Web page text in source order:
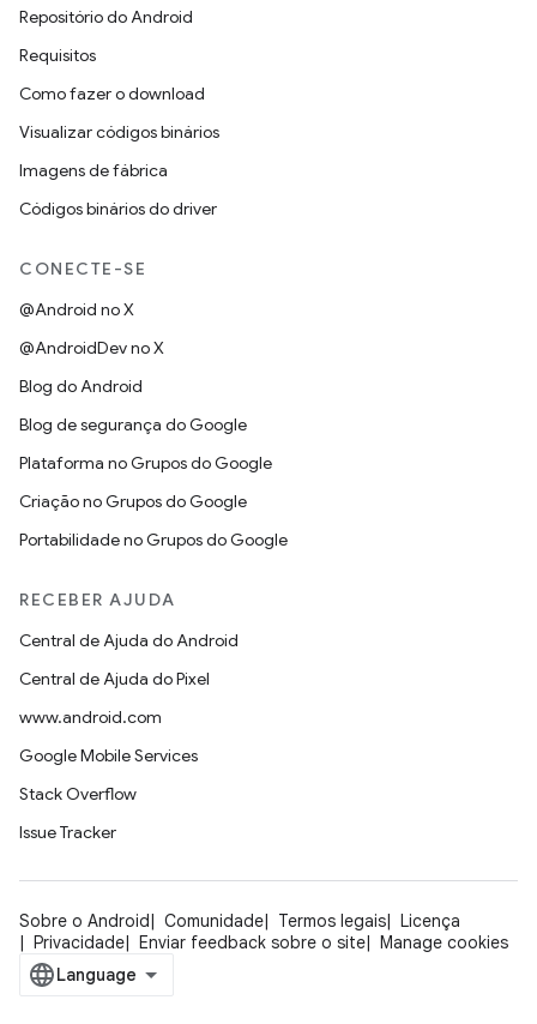
Repositório do Android
Requisitos
Como fazer o download
Visualizar códigos binários
Imagens de fábrica
Códigos binários do driver
CONECTE-SE
@Android no X
@AndroidDev no X
Blog do Android
Blog de segurança do Google
Plataforma no Grupos do Google
Criação no Grupos do Google
Portabilidade no Grupos do Google
RECEBER AJUDA
Central de Ajuda do Android
Central de Ajuda do Pixel
www.android.com
Google Mobile Services
Stack Overflow
Issue Tracker
Sobre o Android Comunidade Termos legais
Licença
Privacidade
Enviar feedback sobre o site Manage cookies